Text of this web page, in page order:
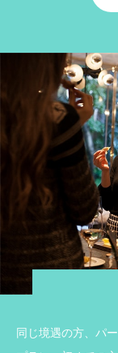
同じ境遇の方、パ